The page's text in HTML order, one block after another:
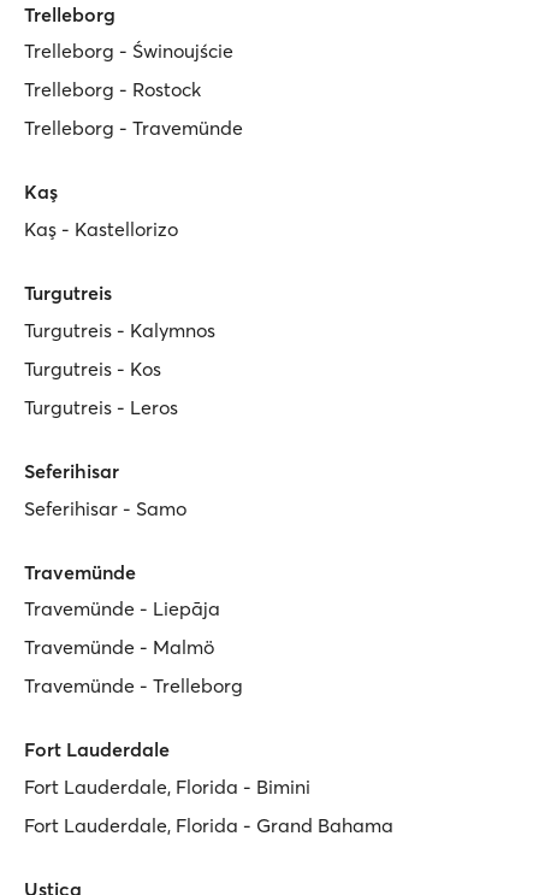
Trelleborg
Trelleborg - Świnoujście
Trelleborg - Rostock
Trelleborg - Travemünde
Kaş
Kaş - Kastellorizo
Turgutreis
Turgutreis - Kalymnos
Turgutreis - Kos
Turgutreis - Leros
Seferihisar
Seferihisar - Samo
Travemünde
Travemünde - Liepāja
Travemünde - Malmö
Travemünde - Trelleborg
Fort Lauderdale
Fort Lauderdale, Florida - Bimini
Fort Lauderdale, Florida - Grand Bahama
Ustica